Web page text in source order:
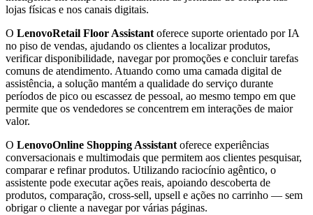
lojas físicas e nos canais digitais.
O LenovoRetail Floor Assistant oferece suporte orientado por IA
no piso de vendas, ajudando os clientes a localizar produtos,
verificar disponibilidade, navegar por promoções e concluir tarefas
comuns de atendimento. Atuando como uma camada digital de
assistência, a solução mantém a qualidade do serviço durante
períodos de pico ou escassez de pessoal, ao mesmo tempo em que
permite que os vendedores se concentrem em interações de maior
valor.
O LenovoOnline Shopping Assistant oferece experiências
conversacionais e multimodais que permitem aos clientes pesquisar,
comparar e refinar produtos. Utilizando raciocínio agêntico, o
assistente pode executar ações reais, apoiando descoberta de
produtos, comparação, cross-sell, upsell e ações no carrinho — sem
obrigar o cliente a navegar por várias páginas.